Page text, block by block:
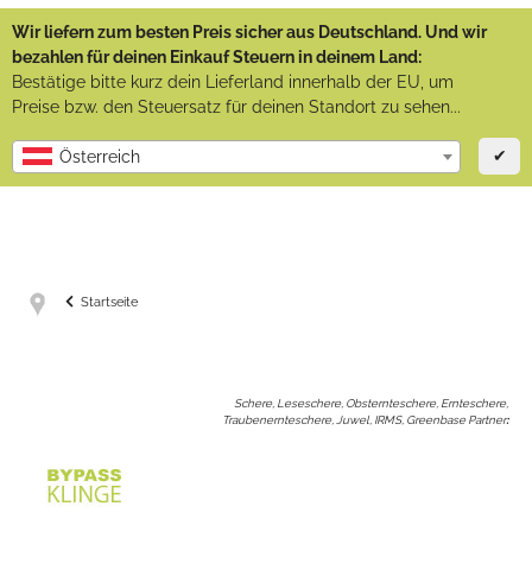
Wir liefern zum besten Preis sicher aus Deutschland. Und wir
bezahlen für deinen Einkauf Steuern in deinem Land:
Bestätige bitte kurz dein Lieferland innerhalb der EU, um
Preise bzw. den Steuersatz für deinen Standort zu sehen...
Österreich ✔
Startseite
Schere, Leseschere, Obsternteschere, Ernteschere,
Traubenernteschere, Juwel, IRMS, Greenbase Partner: